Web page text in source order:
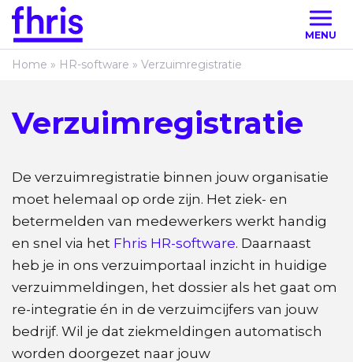
MENU
Home » HR-software » Verzuimregistratie
Verzuimregistratie
De verzuimregistratie binnen jouw organisatie
moet helemaal op orde zijn. Het ziek- en
betermelden van medewerkers werkt handig
en snel via het Fhris HR-software. Daarnaast
heb je in ons verzuimportaal inzicht in huidige
verzuimmeldingen, het dossier als het gaat om
re-integratie én in de verzuimcijfers van jouw
bedrijf. Wil je dat ziekmeldingen automatisch
worden doorgezet naar jouw